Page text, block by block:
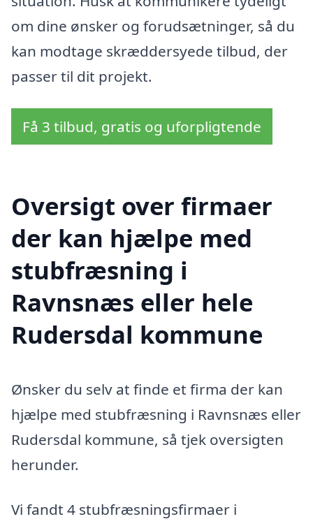
om dine ønsker og forudsætninger, så du
kan modtage skræddersyede tilbud, der
passer til dit projekt.
Få 3 tilbud, gratis og uforpligtende
Oversigt over firmaer
der kan hjælpe med
stubfræsning i
Ravnsnæs eller hele
Rudersdal kommune
Ønsker du selv at finde et firma der kan
hjælpe med stubfræsning i Ravnsnæs eller
Rudersdal kommune, så tjek oversigten
herunder.
Vi fandt 4 stubfræsningsfirmaer i